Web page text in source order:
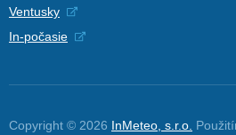
Ventusky
In-počasie
Copyright © 2026 InMeteo, s.r.o.